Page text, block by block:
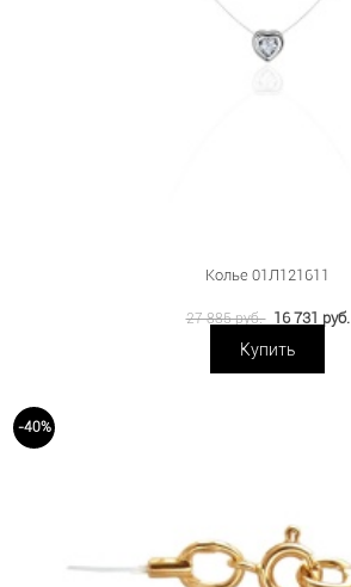
Колье 01Л121611
27 885 руб. 16 731 руб.
Купить
-40%